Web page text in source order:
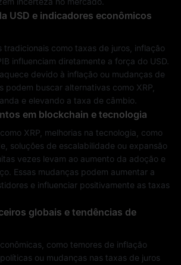
USD e indicadores econômicos
tradicionais como taxas de juros, inflação
influenciam diretamente a força do USD.
devido à inflação ou mudanças de
podem buscar alternativas como XRP,
e elevando a taxa de câmbio.
em blockchain e tecnologia
XRP, melhorias na tecnologia, como
soluções de escalabilidade ou expansão
vezes levam ao aumento da adoção e
Essas mudanças podem aumentar a
e influenciar positivamente as taxas
globais e tendências de
como temores de inflação
ou mudanças nas taxas de juros